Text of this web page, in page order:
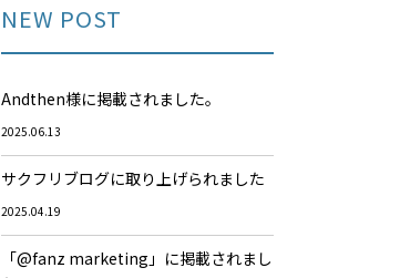
NEW POST
Andthen様に掲載されました。
2025.06.13
サクフリブログに取り上げられました
2025.04.19
「@fanz marketing」に掲載されまし